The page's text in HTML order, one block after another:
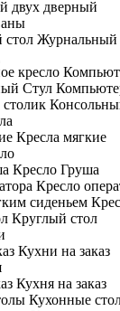
двух дверный
Журнальный
кресло
Стул
Кресла мягкие
Кресло Груша
Кресло
сиденьем
Круглый стол
Кухни на заказ
Кухня на заказ
Кухонные